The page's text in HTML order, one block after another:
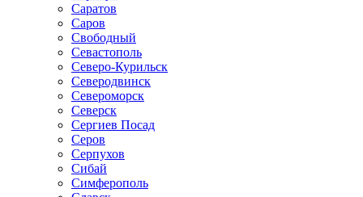
Саратов
Саров
Свободный
Севастополь
Северо-Курильск
Северодвинск
Североморск
Северск
Сергиев Посад
Серов
Серпухов
Сибай
Симферополь